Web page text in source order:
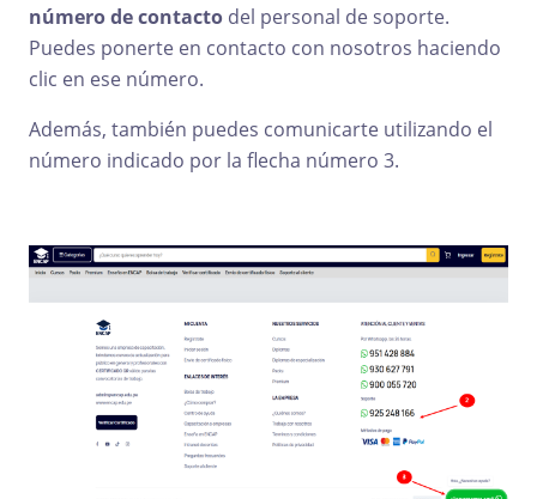
número de contacto del personal de soporte.
Puedes ponerte en contacto con nosotros haciendo
clic en ese número.
Además, también puedes comunicarte utilizando el
número indicado por la flecha número 3.